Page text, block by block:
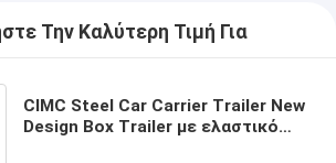
Την Καλύτερη Τιμή Για
CIMC Steel Car Carrier Trailer New
Design Box Trailer με ελαστικό